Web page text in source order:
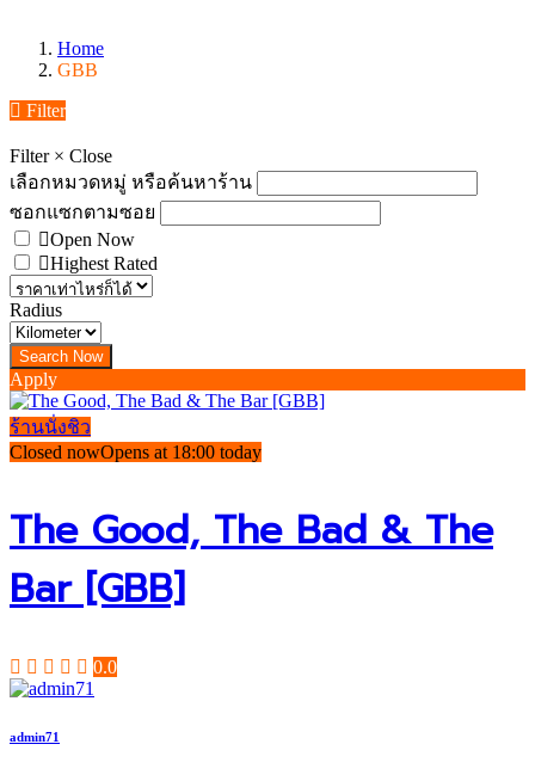
Home
GBB
Filter
Filter × Close
เลือกหมวดหมู่ หรือค้นหาร้าน
ซอกแซกตามซอย
Open Now
Highest Rated
Radius
Apply
ร้านนั่งชิว
Closed nowOpens at 18:00 today
The Good, The Bad & The
Bar [GBB]
0.0
admin71